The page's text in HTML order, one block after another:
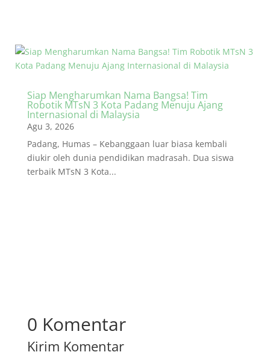
Siap Mengharumkan Nama Bangsa! Tim
Robotik MTsN 3 Kota Padang Menuju Ajang
Internasional di Malaysia
Agu 3, 2026
Padang, Humas – Kebanggaan luar biasa kembali
diukir oleh dunia pendidikan madrasah. Dua siswa
terbaik MTsN 3 Kota...
0 Komentar
Kirim Komentar